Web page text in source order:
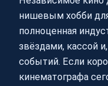
нишевым хобби
полноценная
звёздами, кассой
событий. Если
кинематографа